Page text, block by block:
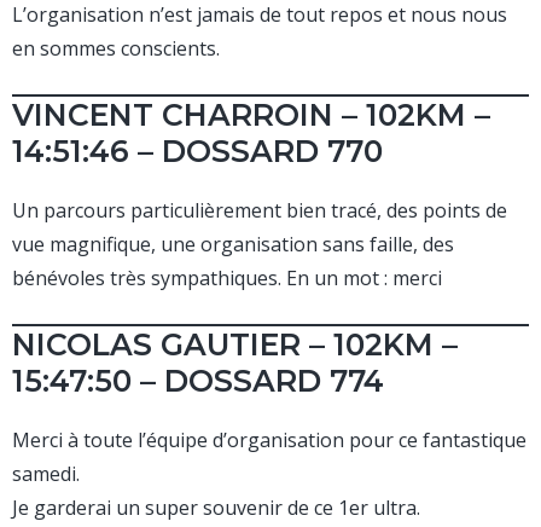
L’organisation n’est jamais de tout repos et nous nous
en sommes conscients.
VINCENT CHARROIN – 102KM –
14:51:46 – DOSSARD 770
Un parcours particulièrement bien tracé, des points de
vue magnifique, une organisation sans faille, des
bénévoles très sympathiques. En un mot : merci
NICOLAS GAUTIER – 102KM –
15:47:50 – DOSSARD 774
Merci à toute l’équipe d’organisation pour ce fantastique
samedi.
Je garderai un super souvenir de ce 1er ultra.